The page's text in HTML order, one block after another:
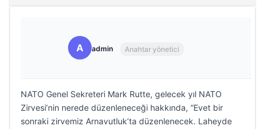
A admin Anahtar yönetici
NATO Genel Sekreteri Mark Rutte, gelecek yıl NATO
Zirvesi’nin nerede düzenleneceği hakkında, “Evet bir
sonraki zirvemiz Arnavutluk’ta düzenlenecek. Laheyde